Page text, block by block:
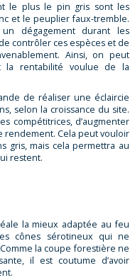
le plus le pin gris sont les
et le peuplier faux-tremble.
dégagement durant les
contrôler ces espèces et de
Ainsi, on peut
la rentabilité voulue de la
de réaliser une éclaircie
selon la croissance du site.
compétitrices, d’augmenter
rendement. Cela peut vouloir
gris, mais cela permettra au
restent.
la mieux adaptée au feu
cônes sérotineux qui ne
la coupe forestière ne
il est coutume d’avoir